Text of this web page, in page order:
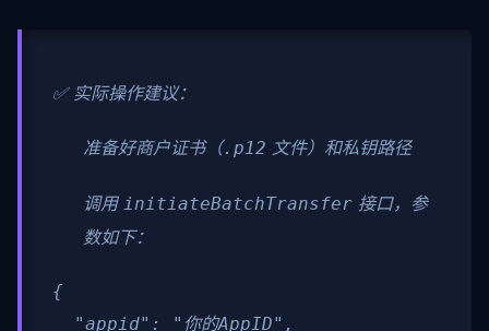
✅ 实际操作建议：
准备好商户证书（.p12 文件）和私钥路径
调用 initiateBatchTransfer 接口，参
数如下：
{
"appid": "你的AppID",